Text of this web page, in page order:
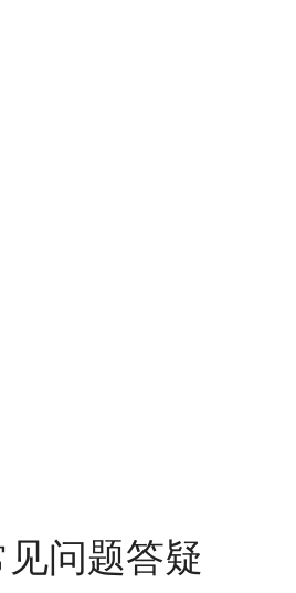
问题答疑